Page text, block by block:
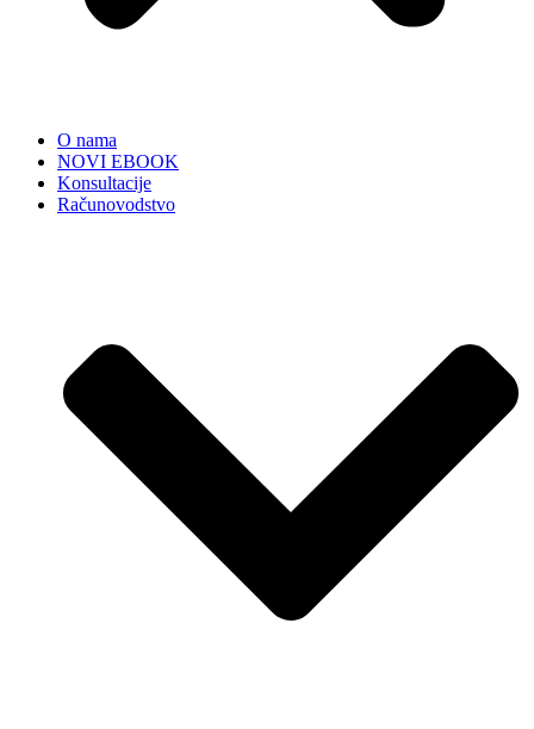
O nama
NOVI EBOOK
Konsultacije
Računovodstvo